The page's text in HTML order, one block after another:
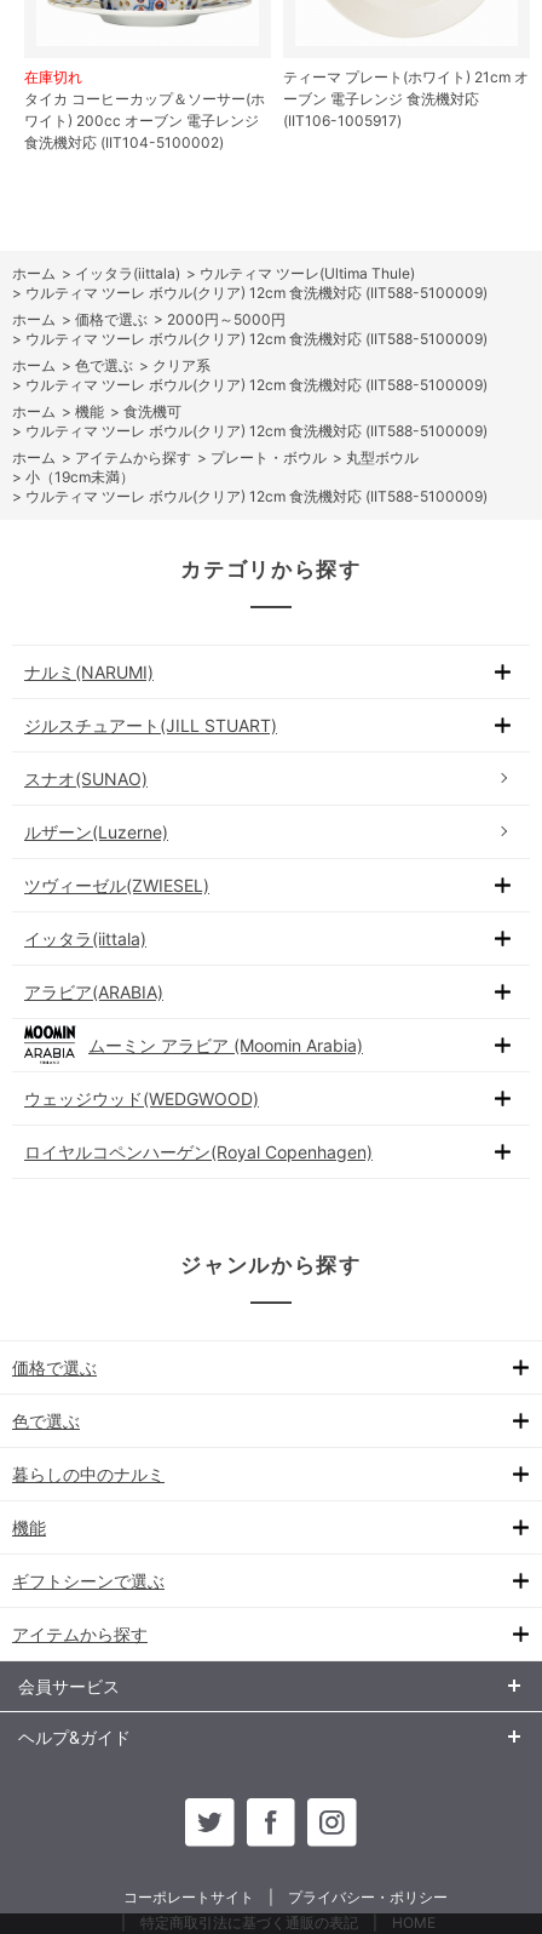
在庫切れ
タイカ コーヒーカップ＆ソーサー(ホ
ワイト) 200cc オーブン 電子レンジ
食洗機対応 (IIT104-5100002)
ティーマ プレート(ホワイト) 21cm オ
ーブン 電子レンジ 食洗機対応
(IIT106-1005917)
ホーム > イッタラ(iittala) > ウルティマ ツーレ(Ultima Thule)
> ウルティマ ツーレ ボウル(クリア) 12cm 食洗機対応 (IIT588-5100009)
ホーム > 価格で選ぶ > 2000円～5000円
> ウルティマ ツーレ ボウル(クリア) 12cm 食洗機対応 (IIT588-5100009)
ホーム > 色で選ぶ > クリア系
> ウルティマ ツーレ ボウル(クリア) 12cm 食洗機対応 (IIT588-5100009)
ホーム > 機能 > 食洗機可
> ウルティマ ツーレ ボウル(クリア) 12cm 食洗機対応 (IIT588-5100009)
ホーム > アイテムから探す > プレート・ボウル > 丸型ボウル
> 小（19cm未満）
> ウルティマ ツーレ ボウル(クリア) 12cm 食洗機対応 (IIT588-5100009)
カテゴリから探す
ナルミ(NARUMI)
ジルスチュアート(JILL STUART)
スナオ(SUNAO)
ルザーン(Luzerne)
ツヴィーゼル(ZWIESEL)
イッタラ(iittala)
アラビア(ARABIA)
ムーミン アラビア (Moomin Arabia)
ウェッジウッド(WEDGWOOD)
ロイヤルコペンハーゲン(Royal Copenhagen)
ジャンルから探す
価格で選ぶ
色で選ぶ
暮らしの中のナルミ
機能
ギフトシーンで選ぶ
アイテムから探す
会員サービス
ヘルプ&ガイド
コーポレートサイト
プライバシー・ポリシー
特定商取引法に基づく通販の表記
HOME